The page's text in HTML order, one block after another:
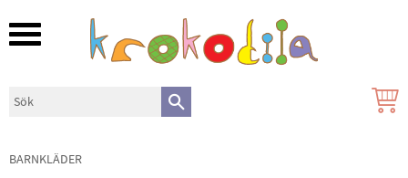
Meny
BARNKLÄDER